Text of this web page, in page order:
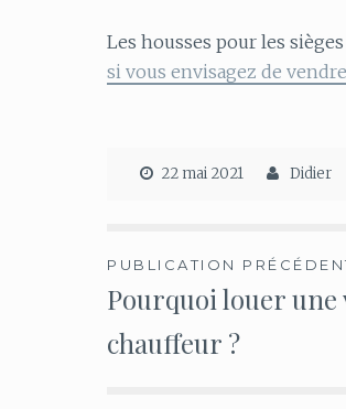
Les housses pour les
si vous envisagez de
22 mai 2021 Didier
Navigation
de
PUBLICATION
Pourquoi louer une
chauffeur ?